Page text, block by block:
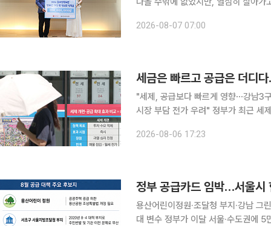
울 중구 페럼타워 페럼홀에서 열린
2026-08-07 07:00
세금은 빠르고 공급은 더디
"세제, 공급보다 빠르게 영향⋯강남3
시장 부담 전가 우려" 정부가 최근 세제 개편안을 내놓으면서 집값 안정 효과를 둘러싼 논쟁이 이어
과가 나타나기까지 상당한 시간이 걸
2026-08-06 17:23
용산어린이정원·조달청 부지·강남 그
대 변수 정부가 이달 서울·수도권에 5만 가구 이상을 추가 공급하는 내용을 담은 부동산 공급대책을